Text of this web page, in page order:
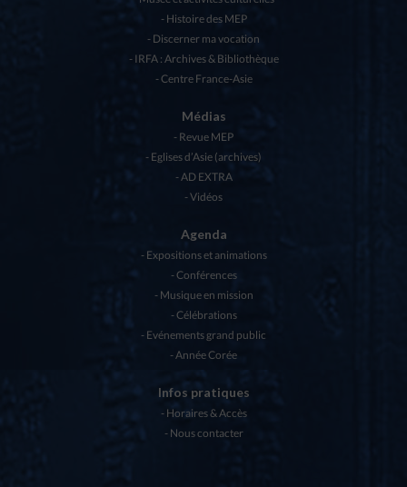
Histoire des MEP
Discerner ma vocation
IRFA : Archives & Bibliothèque
Centre France-Asie
Médias
Revue MEP
Eglises d’Asie (archives)
AD EXTRA
Vidéos
Agenda
Expositions et animations
Conférences
Musique en mission
Célébrations
Evénements grand public
Année Corée
Infos pratiques
Horaires & Accès
Nous contacter